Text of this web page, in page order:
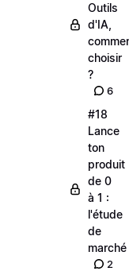
Outils
d'IA,
choisir
?
6
#18
Lance
ton
produit
de 0
à 1 :
l'étude
de
marché
2